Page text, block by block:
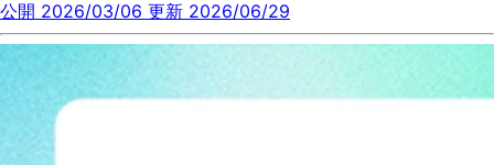
公開 2026/03/06 更新 2026/06/29